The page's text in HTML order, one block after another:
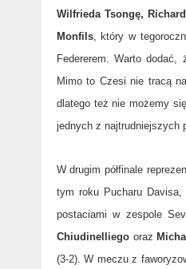
Wilfrieda Tsongę,
Monfils, który w
Federerem. Warto dodać,
Mimo to Czesi nie tracą
dlatego też nie możemy
jednych z najtrudniejszych
W drugim półfinale
tym roku Pucharu
postaciami w zespole
Chiudinelliegooraz
(3-2). W meczu z